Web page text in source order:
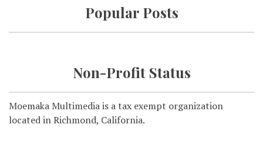
Popular Posts
Non-Profit Status
Moemaka Multimedia is a tax exempt organization
located in Richmond, California.